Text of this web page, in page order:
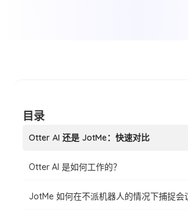
目录
Otter AI 还是 JotMe：快速对比
Otter AI 是如何工作的？
JotMe 如何在不派机器人的情况下捕捉会